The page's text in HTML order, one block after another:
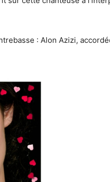
: Alon Azizi,